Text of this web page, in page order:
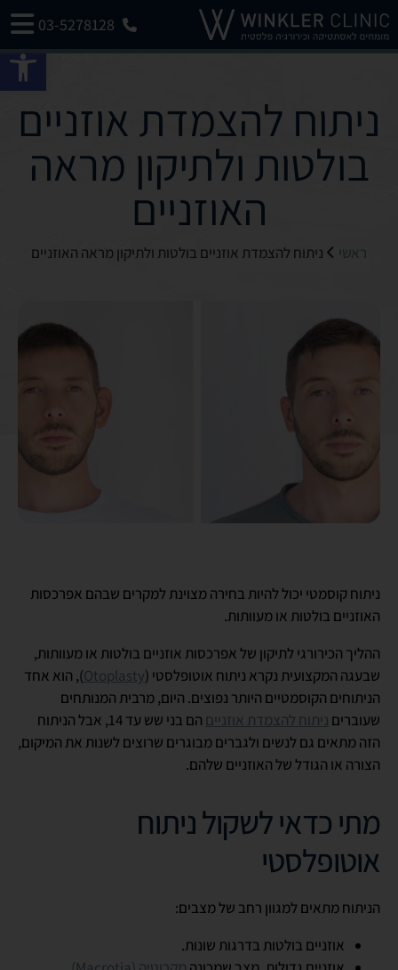
03-5278128
ניתוח להצמדת אוזניים
בולטות ולתיקון מראה
האוזניים
ראשי ניתוח להצמדת אוזניים בולטות ולתיקון מראה האוזניים
ניתוח קוסמטי יכול להיות בחירה מצוינת למקרים שבהם אפרכסות
האוזניים בולטות או מעוותות.
ההליך הכירורגי לתיקון של אפרכסות אוזניים בולטות או מעוותות,
שבעגה המקצועית נקרא ניתוח אוטופלסטי (Otoplasty), הוא אחד
הניתוחים הקוסמטיים היותר נפוצים. היום, מרבית המנותחים
שעוברים ניתוח להצמדת אוזניים
הם בני שש עד 14, אבל הניתוח
הזה מתאים גם לנשים ולגברים מבוגרים שרוצים לשנות את המיקום,
הצורה או הגודל של האוזניים שלהם.
מתי כדאי לשקול ניתוח
אוטופלסטי
הניתוח מתאים למגוון רחב של מצבים:
אוזניים בולטות בדרגות שונות.